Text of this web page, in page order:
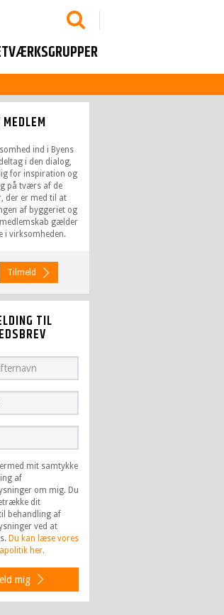
ind i Byens
i den dialog,
for inspiration og
på tværs af de
der er med til at
af byggeriet og
gælder
i virksomheden.
Tilmeld
TIL
mit samtykke
af
om mig. Du
dit
behandling af
ved at
Du kan læse vores
her.
mig